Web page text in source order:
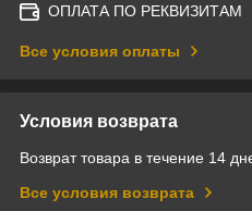
ОПЛАТА ПО РЕКВИЗИТАМ
Все условия оплаты
Условия возврата
Возврат товара в течение 14
Все условия возврата